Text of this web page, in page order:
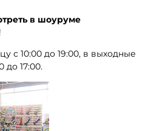
в шоуруме
с 10:00 до 19:00, в выходные
до 17:00.